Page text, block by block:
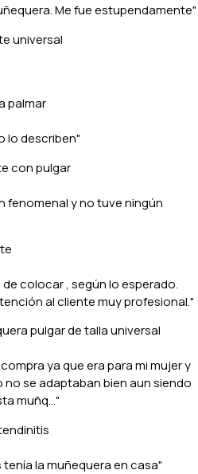
Me fue estupendamente"
universal
palmar
lo describen"
con pulgar
fenomenal y no tuve ningún
colocar , según lo esperado.
al cliente muy profesional."
pulgar de talla universal
ya que era para mi mujer y
se adaptaban bien aun siendo
muñq..."
la muñequera en casa"